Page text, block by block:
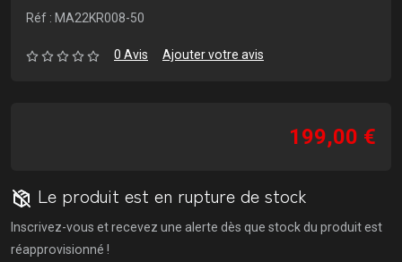
Réf : MA22KR008-50
0 Avis Ajouter votre avis
199,00 €
Le produit est en rupture de stock
Inscrivez-vous et recevez une alerte dès que stock du produit est
réapprovisionné !